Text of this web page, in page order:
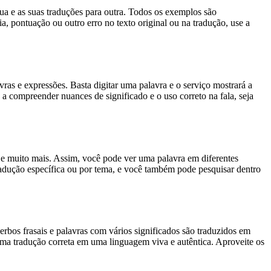
e as suas traduções para outra. Todos os exemplos são
pontuação ou outro erro no texto original ou na tradução, use a
e expressões. Basta digitar uma palavra e o serviço mostrará a
compreender nuances de significado e o uso correto na fala, seja
muito mais. Assim, você pode ver uma palavra em diferentes
específica ou por tema, e você também pode pesquisar dentro
frasais e palavras com vários significados são traduzidos em
tradução correta em uma linguagem viva e autêntica. Aproveite os